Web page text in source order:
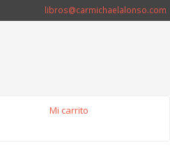
libros@carmichaelalonso.com
Mi carrito